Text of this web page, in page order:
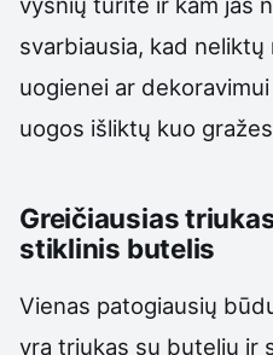
svarbiausia, kad neliktų
uogienei ar
uogos išliktų kuo
Greičiausias
stiklinis butelis
Vienas patogiausių
yra triukas su buteliu ir